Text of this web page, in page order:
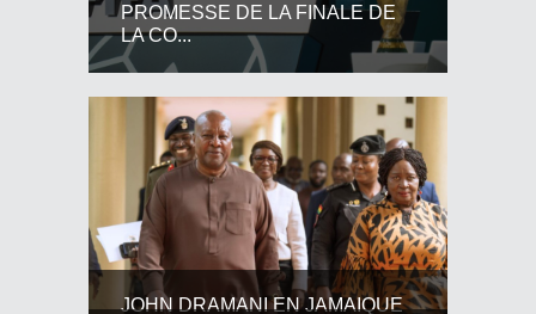
PROMESSE DE LA FINALE DE
LA CO...
JOHN DRAMANI EN JAMAIQUE